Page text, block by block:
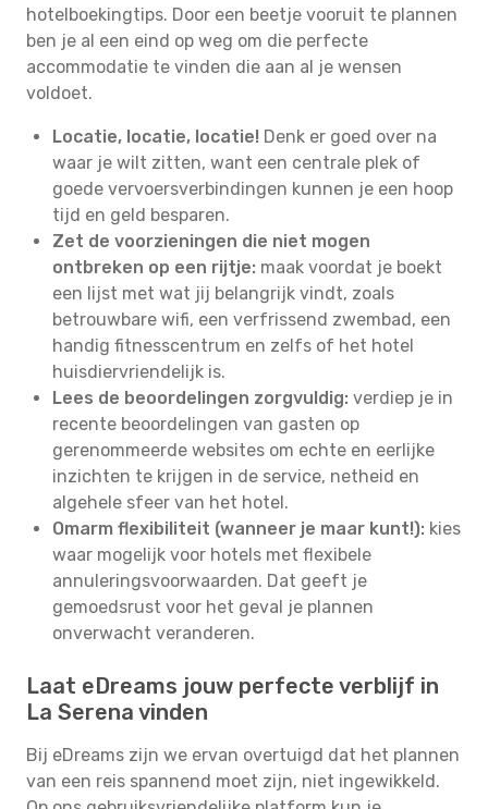
hotelboekingtips. Door een beetje vooruit te plannen
ben je al een eind op weg om die perfecte
accommodatie te vinden die aan al je wensen
voldoet.
Locatie, locatie, locatie! Denk er goed over na
waar je wilt zitten, want een centrale plek of
goede vervoersverbindingen kunnen je een hoop
tijd en geld besparen.
Zet de voorzieningen die niet mogen
ontbreken op een rijtje: maak voordat je boekt
een lijst met wat jij belangrijk vindt, zoals
betrouwbare wifi, een verfrissend zwembad, een
handig fitnesscentrum en zelfs of het hotel
huisdiervriendelijk is.
Lees de beoordelingen zorgvuldig: verdiep je in
recente beoordelingen van gasten op
gerenommeerde websites om echte en eerlijke
inzichten te krijgen in de service, netheid en
algehele sfeer van het hotel.
Omarm flexibiliteit (wanneer je maar kunt!): kies
waar mogelijk voor hotels met flexibele
annuleringsvoorwaarden. Dat geeft je
gemoedsrust voor het geval je plannen
onverwacht veranderen.
Laat eDreams jouw perfecte verblijf in
La Serena vinden
Bij eDreams zijn we ervan overtuigd dat het plannen
van een reis spannend moet zijn, niet ingewikkeld.